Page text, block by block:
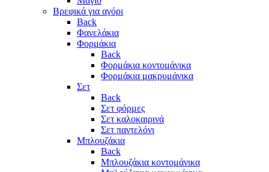
Βρεφικά για αγόρι
Back
Φανελάκια
Φορμάκια
Back
Φορμάκια κοντομάνικα
Φορμάκια μακρυμάνικα
Σετ
Back
Σετ φόρμες
Σετ καλοκαιρινά
Σετ παντελόνι
Μπλουζάκια
Back
Μπλουζάκια κοντομάνικα